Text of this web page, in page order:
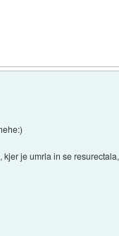
je umrla in se resurectala,